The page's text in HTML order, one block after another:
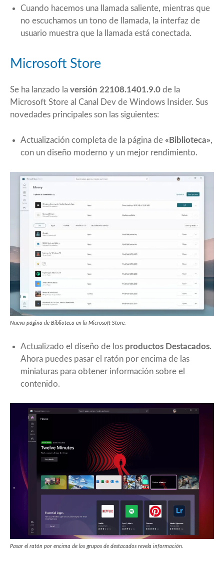
Cuando hacemos una llamada saliente, mientras que
no escuchamos un tono de llamada, la interfaz de
usuario muestra que la llamada está conectada.
Microsoft Store
Se ha lanzado la versión 22108.1401.9.0 de la
Microsoft Store al Canal Dev de Windows Insider. Sus
novedades principales son las siguientes:
Actualización completa de la página de «Biblioteca»,
con un diseño moderno y un mejor rendimiento.
Nueva página de Biblioteca en la Microsoft Store.
Actualizado el diseño de los productos Destacados.
Ahora puedes pasar el ratón por encima de las
miniaturas para obtener información sobre el
contenido.
Pasar el ratón por encima de los grupos de destacados revela información.